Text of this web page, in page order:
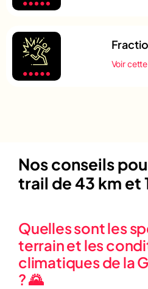
Voir
Nos conseils
trail de 43 km et
Quelles sont les
terrain et les
climatiques de la
? 🌄